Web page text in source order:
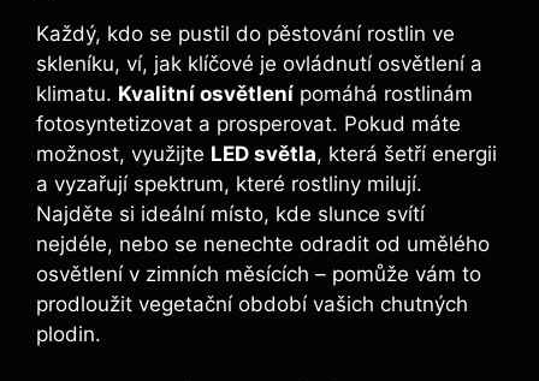
Každý, kdo se pustil do pěstování rostlin ve
skleníku, ví, jak klíčové je ovládnutí osvětlení a
klimatu. Kvalitní osvětlení pomáhá rostlinám
fotosyntetizovat a prosperovat. Pokud máte
možnost, využijte LED světla, která šetří energii
a vyzařují spektrum, které rostliny milují.
Najděte si ideální místo, kde slunce svítí
nejdéle, nebo se nenechte odradit od umělého
osvětlení v zimních měsících – pomůže vám to
prodloužit vegetační období vašich chutných
plodin.